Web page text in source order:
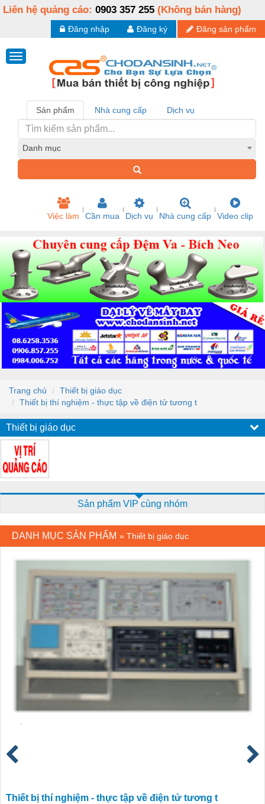
Liên hệ quảng cáo: 0903 357 255 (Không bán hàng)
Đăng sản phẩm
Đăng ký
Đăng nhập
Sản phẩm Nhà cung cấp Dịch vụ
Danh mục
Việc làm Cần mua Dịch vụ Nhà cung cấp Video clip
Trang chủ
Thiết bị giáo dục
Thiết bị thí nghiệm - thực tập về điện tử tương t
Thiết bị giáo dục
Sản phẩm VIP cùng nhóm
DANH MỤC SẢN PHẨM » Thiết bị giáo dục
Thiết bị thí nghiệm - thực tập về điện tử tương t